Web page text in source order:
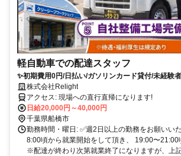
軽自動車での配達スタッフ
✨初期費用0円/日払い/ガソリンカード貸付/未経験
株式会社Relight
アクセス: 現場への直行直帰になります!
日給20,000円～40,000円
千葉県船橋市
勤務時間・曜日: ✅週2日以上の勤務をお願いい
8:00頃から就業開始をして頂き、 19:00〜21:00
※配達が終わり次第就業終了になりますが、上記